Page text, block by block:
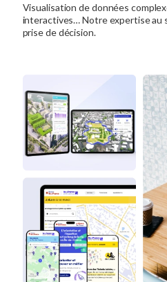
Visualisation de données
interactives… Notre expertise au
prise de décision.